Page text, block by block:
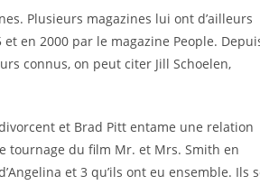
Plusieurs magazines lui ont d’ailleurs
en 2000 par le magazine People.
connus, on peut citer Jill Schoelen,
et Brad Pitt entame une relation
tournage du film Mr. et Mrs. Smith en
et 3 qu’ils ont eu ensemble. Ils